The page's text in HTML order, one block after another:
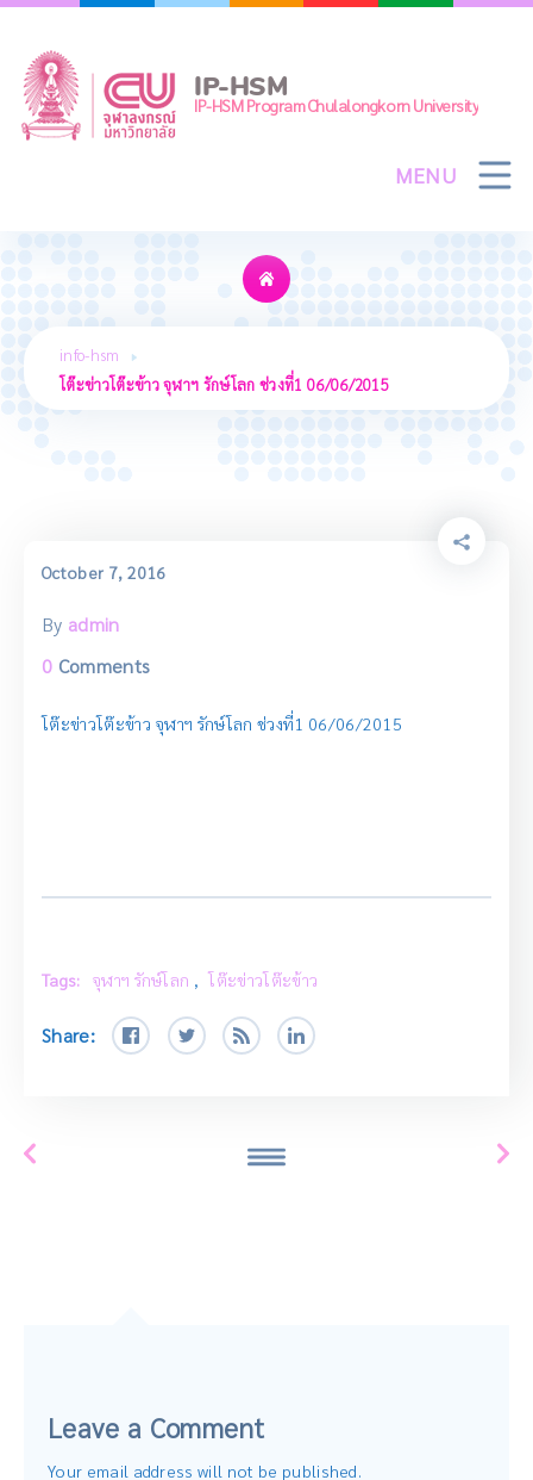
Skip
content
IP-HSM
IP-HSM Program Chulalongkorn University
MENU
โต๊ะข่าวโต๊ะข้าว จุฬาฯ รักษ์โลก ช่วงที่1
info-hsm
โต๊ะข่าวโต๊ะข้าว จุฬาฯ รักษ์โลก ช่วงที่1 06/06/2015
October 7, 2016
By admin
0 Comments
โต๊ะข่าวโต๊ะข้าว จุฬาฯ รักษ์โลก ช่วงที่1 06/06/2015
Tags: จุฬาฯ รักษ์โลก , โต๊ะข่าวโต๊ะข้าว
Share:
Leave a Comment
Your email address will not be published.